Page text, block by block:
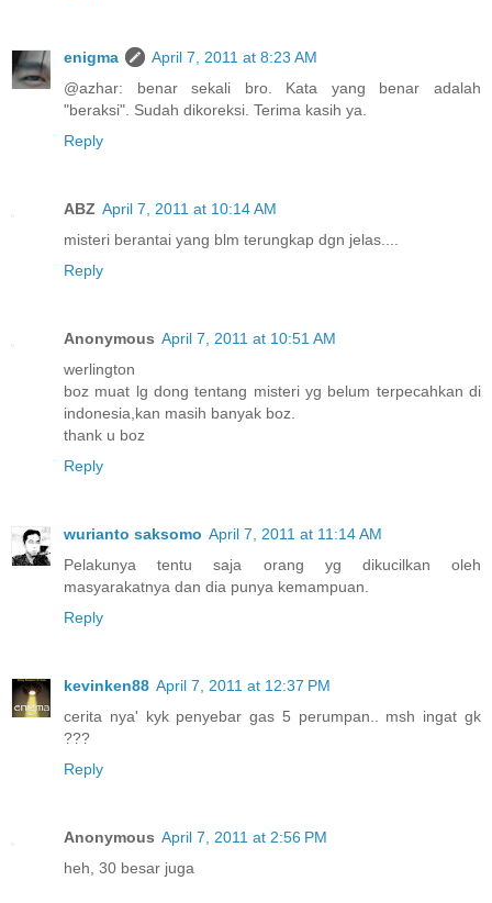
enigma
April 7, 2011 at 8:23 AM
@azhar: benar sekali bro. Kata yang benar adalah
"beraksi". Sudah dikoreksi. Terima kasih ya.
Reply
ABZ April 7, 2011 at 10:14 AM
misteri berantai yang blm terungkap dgn jelas....
Reply
Anonymous April 7, 2011 at 10:51 AM
werlington
boz muat lg dong tentang misteri yg belum terpecahkan di
indonesia,kan masih banyak boz.
thank u boz
Reply
wurianto saksomo April 7, 2011 at 11:14 AM
Pelakunya tentu saja orang yg dikucilkan oleh
masyarakatnya dan dia punya kemampuan.
Reply
kevinken88 April 7, 2011 at 12:37 PM
cerita nya' kyk penyebar gas 5 perumpan.. msh ingat gk
???
Reply
Anonymous April 7, 2011 at 2:56 PM
heh, 30 besar juga